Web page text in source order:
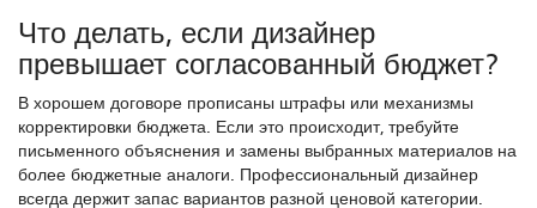
Что делать, если дизайнер
превышает согласованный бюджет?
В хорошем договоре прописаны штрафы или механизмы
корректировки бюджета. Если это происходит, требуйте
письменного объяснения и замены выбранных материалов на
более бюджетные аналоги. Профессиональный дизайнер
всегда держит запас вариантов разной ценовой категории.